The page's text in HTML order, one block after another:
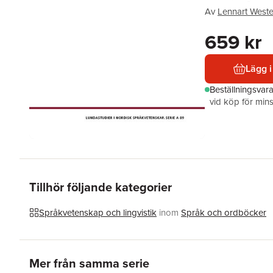
Av Lennart
659 kr
Lägg
vid köp för
Tillhör följande kategorier
Språkvetenskap och lingvistik inom Språk och ordböcker
Mer från samma serie